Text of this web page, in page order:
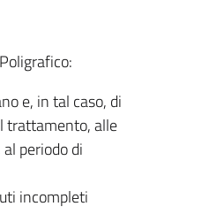
e, in tal caso, di
trattamento, alle
periodo di
incompleti